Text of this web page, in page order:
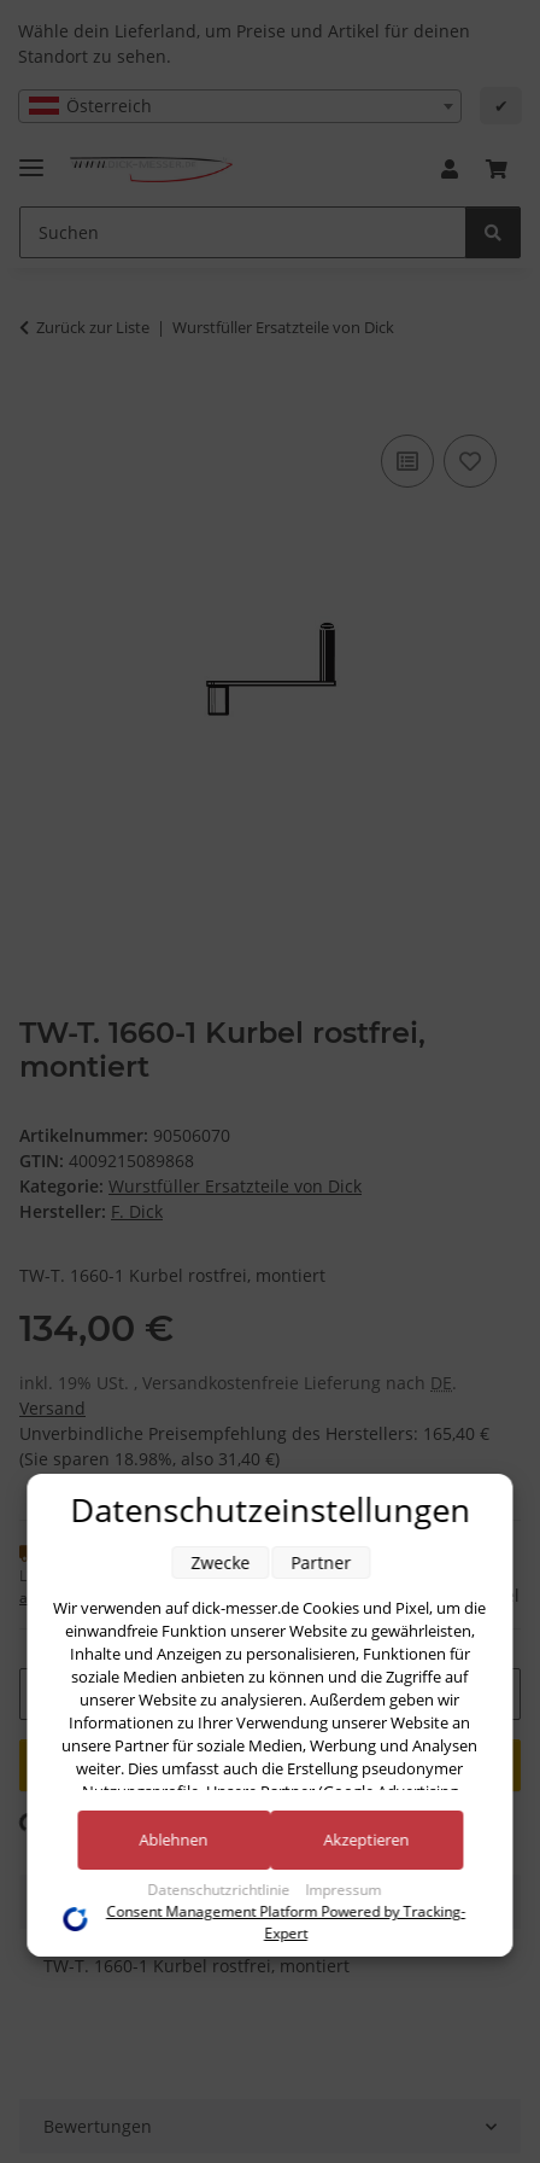
Wähle dein Lieferland, um Preise und Artikel für deinen
Standort zu sehen.
Österreich ✔
Zurück zur Liste Wurstfüller Ersatzteile von Dick
TW-T. 1660-1 Kurbel rostfrei,
montiert
Artikelnummer: 90506070
GTIN: 4009215089868
Kategorie: Wurstfüller Ersatzteile von Dick
Hersteller: F. Dick
TW-T. 1660-1 Kurbel rostfrei, montiert
134,00 €
inkl. 19% USt. , Versandkostenfreie Lieferung nach DE.
Versand
Unverbindliche Preisempfehlung des Herstellers: 165,40 €
(Sie sparen 18.98%, also 31,40 €)
Knapper Lagerbestand
Lieferzeit:
(DE - Ausland
abweichend)
Frage zum Artikel
Stk
Beschreibung
TW-T. 1660-1 Kurbel rostfrei, montiert
Bewertungen
Datenschutzeinstellungen
Wir verwenden auf dick-messer.de Cookies und Pixel, um die
einwandfreie Funktion unserer Website zu gewährleisten,
Inhalte und Anzeigen zu personalisieren, Funktionen für
soziale Medien anbieten zu können und die Zugriffe auf
unserer Website zu analysieren. Außerdem geben wir
Informationen zu Ihrer Verwendung unserer Website an
unsere Partner für soziale Medien, Werbung und Analysen
weiter. Dies umfasst auch die Erstellung pseudonymer
Nutzungsprofile. Unsere Partner (Google Advertising
Products) führen diese Informationen möglicherweise mit
weiteren Daten zusammen, die Sie ihnen bereitgestellt haben
im Rahmen Ihrer Nutzung der Dienste gesammelt haben
(bspw. Nutzungsdaten anderer Geräte). Ihre Einwilligung zur
Nutzung von Cookies und Pixeln können Sie jederzeit
widerrufen, indem Sie auf den Datenschutz-Button links
unten klicken und dort die entsprechenden Anpassungen
Verwendung von Profilen zur Auswahl personalisierter Werbung
Datenschutzrichtlinie Impressum
Zwecke Partner
Ablehnen Akzeptieren
Consent Management Platform Powered by Tracking-
Expert